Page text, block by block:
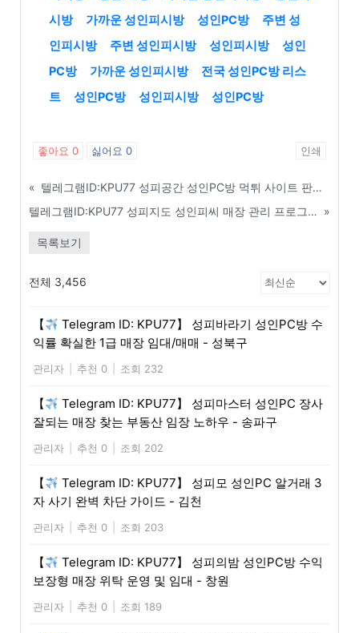
시방
가까운 성인피시방 성인PC방
주변 성
인피시방
주변 성인피시방 성인피시방
성인
PC방
가까운 성인피시방
전국 성인PC방 리스
트
성인PC방 성인피시방 성인PC방
좋아요 0 싫어요 0 인쇄
«
텔레그램ID:KPU77 성피공간 성인PC방 먹튀 사이트 판별기 및 검증 커뮤니티 - 고양
텔레그램ID:KPU77 성피지도 성인피씨 매장 관리 프로그램 1위 업체 추천 및 비교 - 구로구 »
목록보기
전체 3,456
【
Telegram ID: KPU77】 성피바라기 성인PC방 수
익률 확실한 1급 매장 임대/매매 - 성북구
관리자 추천 0 조회 232
【
Telegram ID: KPU77】 성피마스터 성인PC 장사
잘되는 매장 찾는 부동산 임장 노하우 - 송파구
관리자 추천 0 조회 202
【
Telegram ID: KPU77】 성피모 성인PC 알거래 3
자 사기 완벽 차단 가이드 - 김천
관리자 추천 0 조회 203
【
Telegram ID: KPU77】 성피의밤 성인PC방 수익
보장형 매장 위탁 운영 및 임대 - 창원
관리자 추천 0 조회 189